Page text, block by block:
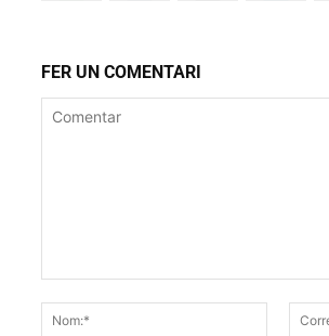
FER UN COMENTARI
Nom:*